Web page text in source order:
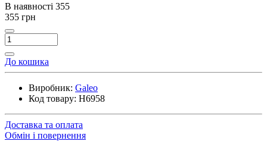
В наявності 355
355 грн
До кошика
Виробник: Galeo
Код товару: H6958
Доставка та оплата
Обмін і повернення